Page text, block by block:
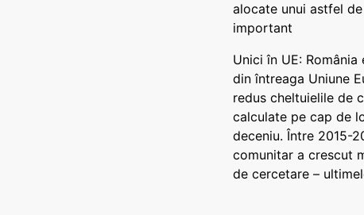
alocate unui astfel
important
Unici în UE:
din întreaga Uniune
redus cheltuielile de
calculate pe cap de
deceniu. Între 2015-
comunitar a crescut
de cercetare –